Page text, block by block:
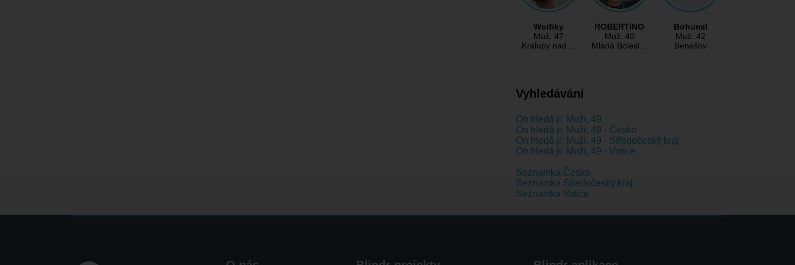
Wolfiky
Muž, 47
Kralupy nad…
ROBERTiNO
Muž, 40
Mladá Bolesl…
Bohumil
Muž, 42
Benešov
Vyhledávání
On hledá ji: Muži, 49
On hledá ji: Muži, 49 - Česko
On hledá ji: Muži, 49 - Středočeský kraj
On hledá ji: Muži, 49 - Votice
Seznamka Česko
Seznamka Středočeský kraj
Seznamka Votice